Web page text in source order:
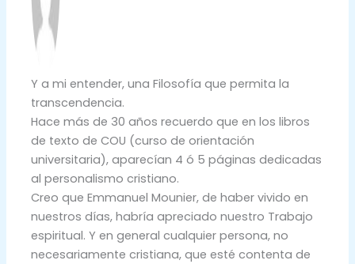
Y a mi entender, una Filosofía que permita la
transcendencia.
Hace más de 30 años recuerdo que en los libros
de texto de COU (curso de orientación
universitaria), aparecían 4 ó 5 páginas dedicadas
al personalismo cristiano.
Creo que Emmanuel Mounier, de haber vivido en
nuestros días, habría apreciado nuestro Trabajo
espiritual. Y en general cualquier persona, no
necesariamente cristiana, que esté contenta de